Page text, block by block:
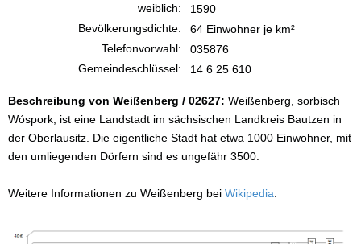
weiblich:
1590
Bevölkerungsdichte:
64 Einwohner je km²
Telefonvorwahl:
035876
Gemeindeschlüssel:
14 6 25 610
Beschreibung von Weißenberg / 02627: Weißenberg, sorbisch
Wóspork, ist eine Landstadt im sächsischen Landkreis Bautzen in
der Oberlausitz. Die eigentliche Stadt hat etwa 1000 Einwohner, mit
den umliegenden Dörfern sind es ungefähr 3500.
Weitere Informationen zu Weißenberg bei Wikipedia